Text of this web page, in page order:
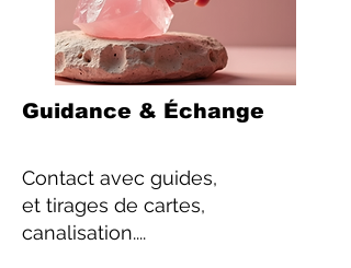
Guidance & Échange
Contact avec guides,
et tirages de cartes,
canalisation....